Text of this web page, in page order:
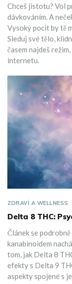
Chceš jistotu? Vol
dávkováním. A
Vysoký pocit by tě
Sleduj své tělo,
časem najdeš
internetu.
ZDRAVÍ A WELLNESS
Delta 8 THC:
Článek se
kanabinoidem
tom, jak Delta 8
efekty s Delta 9
aspekty spojené s